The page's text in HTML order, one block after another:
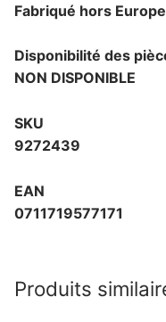
Fabriqué hors Europe
Disponibilité des
NON DISPONIBLE
SKU
9272439
EAN
0711719577171
Produits